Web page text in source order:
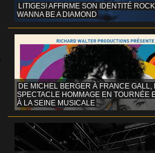
LITIGES! AFFIRME SON IDENTITÉ ROCK
WANNA BE A DIAMOND
DE MICHEL BERGER À FRANCE GALL,
SPECTACLE HOMMAGE EN TOURNÉE
À LA SEINE MUSICALE